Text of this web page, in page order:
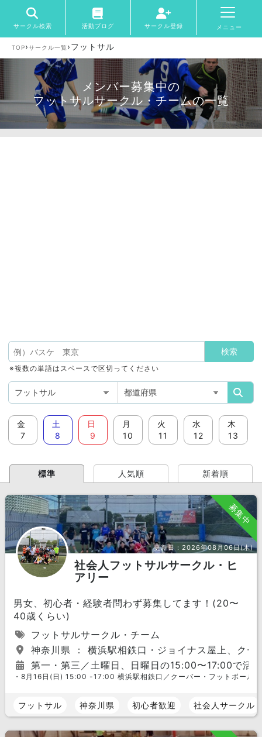
サークル検索 活動ブログ サークル登録 メニュー
TOP›サークル一覧 ›フットサル
メンバー募集中の
フットサルサークル・チームの一覧
※複数の単語はスペースで区切ってください
金
7
土
8
日
9
月
10
火
11
水
12
木
13
標準 人気順 新着順
募集中
更新日： 2026年08月06日(木)
社会人フットサルサークル・ヒ
アリー
男女、初心者・経験者問わず募集してます！(20〜
40歳くらい)
フットサルサークル・チーム
神奈川県 ： 横浜駅相鉄口・ジョイナス屋上、クー
第一・第三／土曜日、日曜日の15:00〜17:00で活
・8月16日(日) 15:00 -17:00 横浜駅相鉄口／クーバー・フットボール
フットサル 神奈川県 初心者歓迎 社会人サークル